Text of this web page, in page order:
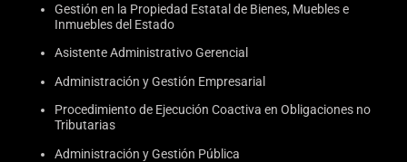
Gestión en la Propiedad Estatal de Bienes, Muebles e
Inmuebles del Estado
Asistente Administrativo Gerencial
Administración y Gestión Empresarial
Procedimiento de Ejecución Coactiva en Obligaciones no
Tributarias
Administración y Gestión Pública